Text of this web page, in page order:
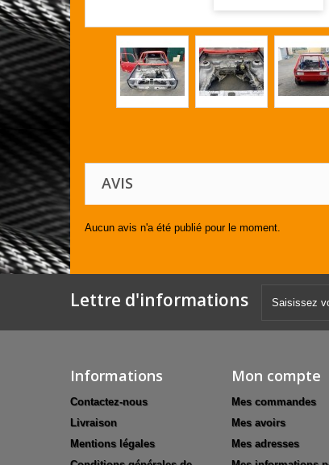
AVIS
Aucun avis n'a été publié pour le moment.
Lettre d'informations
Informations
Contactez-nous
Livraison
Mentions légales
Mon compte
Mes commandes
Mes avoirs
Mes adresses